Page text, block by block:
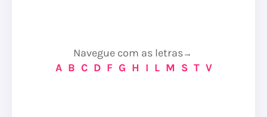
Navegue com as letras→
A B C D F G H I L M S T V